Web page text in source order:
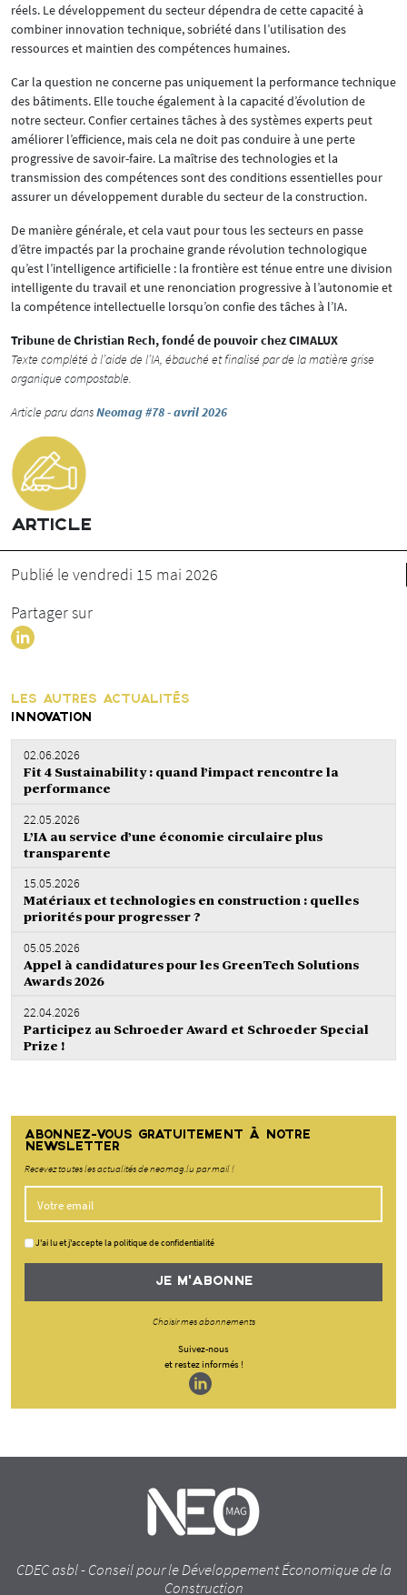
réels. Le développement du secteur dépendra de cette capacité à
combiner innovation technique, sobriété dans l’utilisation des
ressources et maintien des compétences humaines.
Car la question ne concerne pas uniquement la performance technique
des bâtiments. Elle touche également à la capacité d’évolution de
notre secteur. Confier certaines tâches à des systèmes experts peut
améliorer l’efficience, mais cela ne doit pas conduire à une perte
progressive de savoir-faire. La maîtrise des technologies et la
transmission des compétences sont des conditions essentielles pour
assurer un développement durable du secteur de la construction.
De manière générale, et cela vaut pour tous les secteurs en passe
d’être impactés par la prochaine grande révolution technologique
qu’est l’intelligence artificielle : la frontière est ténue entre une division
intelligente du travail et une renonciation progressive à l’autonomie et
la compétence intellectuelle lorsqu’on confie des tâches à l’IA.
Tribune de Christian Rech, fondé de pouvoir chez CIMALUX
Texte complété à l’aide de l’IA, ébauché et finalisé par de la matière grise
organique compostable.
Article paru dansNeomag #78 - avril 2026
ARTICLE
Publié le vendredi 15 mai 2026
Partager sur
LES AUTRES ACTUALITÉS
INNOVATION
02.06.2026
Fit 4 Sustainability : quand l’impact rencontre la
performance
22.05.2026
L’IA au service d’une économie circulaire plus
transparente
15.05.2026
Matériaux et technologies en construction : quelles
priorités pour progresser ?
05.05.2026
Appel à candidatures pour les GreenTech Solutions
Awards 2026
22.04.2026
Participez au Schroeder Award et Schroeder Special
Prize !
ABONNEZ-VOUS GRATUITEMENT À NOTRE
NEWSLETTER
Recevez toutes les actualités de neomag.lu par mail !
J'ai lu et j'accepte la politique de confidentialité
JE M'ABONNE
Choisir mes abonnements
Suivez-nous
et restez informés !
CDEC asbl - Conseil pour le Développement Économique de la
Construction